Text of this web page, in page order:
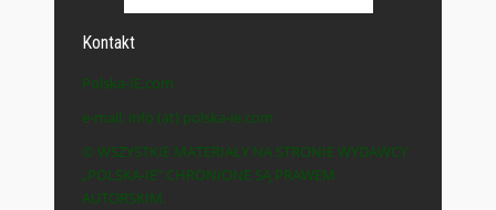
Kontakt
Polska-IE.com
e-mail: info (at) polska-ie.com
© WSZYSTKIE MATERIAŁY NA STRONIE WYDAWCY
„POLSKA-IE” CHRONIONE SĄ PRAWEM
AUTORSKIM.